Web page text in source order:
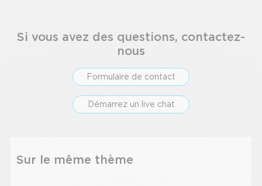
Si vous avez des questions, contactez-
nous
Formulaire de contact
Démarrez un live chat
Sur le même thème